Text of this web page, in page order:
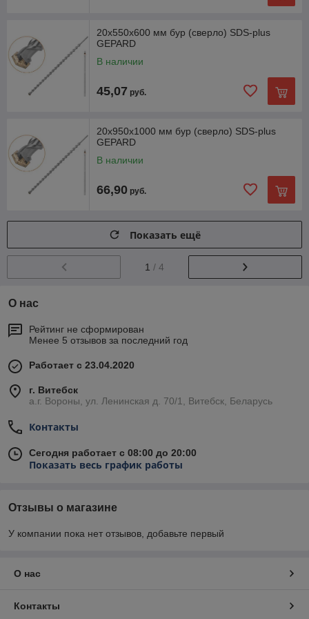
20х550х600 мм бур (сверло) SDS-plus
GEPARD
В наличии
45,07 руб.
20х950х1000 мм бур (сверло) SDS-plus
GEPARD
В наличии
66,90 руб.
Показать ещё
1 / 4
О нас
Рейтинг не сформирован
Менее 5 отзывов за последний год
Работает с 23.04.2020
г. Витебск
а.г. Вороны, ул. Ленинская д. 70/1, Витебск, Беларусь
Контакты
Сегодня работает с 08:00 до 20:00
Показать весь график работы
Отзывы о магазине
У компании пока нет отзывов, добавьте первый
О нас
Контакты